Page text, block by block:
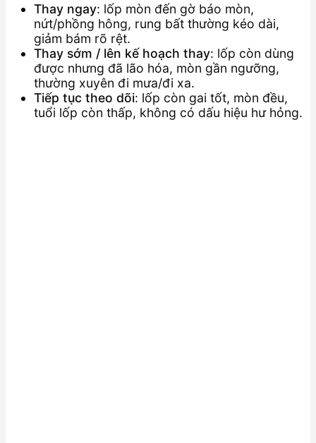
Thay ngay: lốp mòn đến gờ báo mòn,
nứt/phồng hông, rung bất thường kéo dài,
giảm bám rõ rệt.
Thay sớm / lên kế hoạch thay: lốp còn dùng
được nhưng đã lão hóa, mòn gần ngưỡng,
thường xuyên đi mưa/đi xa.
Tiếp tục theo dõi: lốp còn gai tốt, mòn đều,
tuổi lốp còn thấp, không có dấu hiệu hư hỏng.